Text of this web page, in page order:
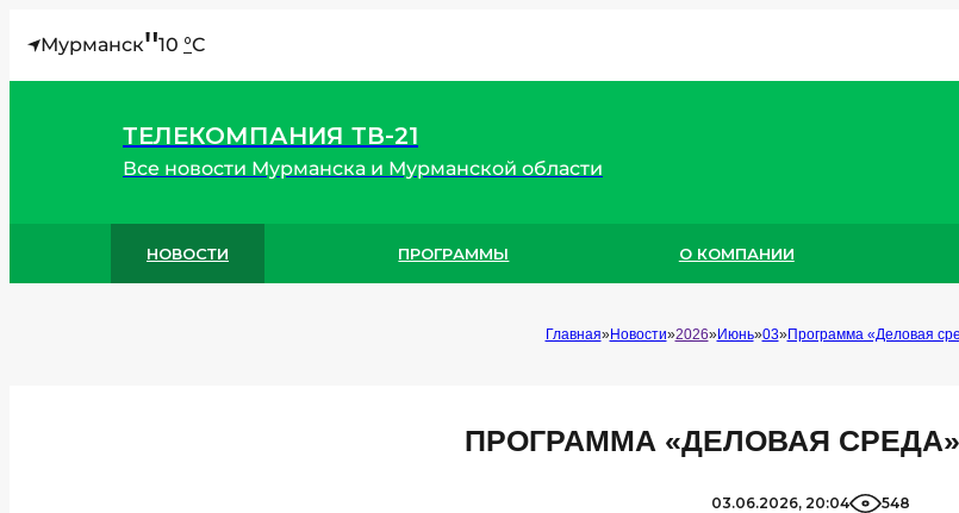
Мурманск"10 °C
ТЕЛЕКОМПАНИЯ ТВ-21
Все новости Мурманска и Мурманской области
НОВОСТИ ПРОГРАММЫ О КОМПАНИИ
Главная Новости 2026 Июнь 03 Программа «Деловая
ПРОГРАММА «ДЕЛОВАЯ
03.06.2026, 20:04 548